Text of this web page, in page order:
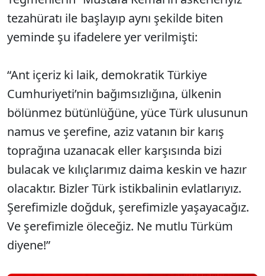
tezahüratı ile başlayıp aynı şekilde biten
yeminde şu ifadelere yer verilmişti:
“Ant içeriz ki laik, demokratik Türkiye
Cumhuriyeti’nin bağımsızlığına, ülkenin
bölünmez bütünlüğüne, yüce Türk ulusunun
namus ve şerefine, aziz vatanın bir karış
toprağına uzanacak eller karşısında bizi
bulacak ve kılıçlarımız daima keskin ve hazır
olacaktır. Bizler Türk istikbalinin evlatlarıyız.
Şerefimizle doğduk, şerefimizle yaşayacağız.
Ve şerefimizle öleceğiz. Ne mutlu Türküm
diyene!”